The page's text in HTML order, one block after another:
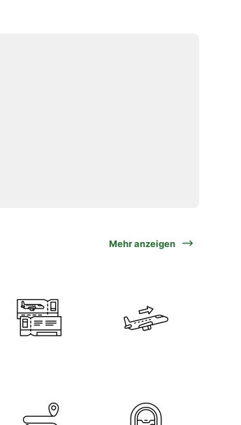
Mehr anzeigen